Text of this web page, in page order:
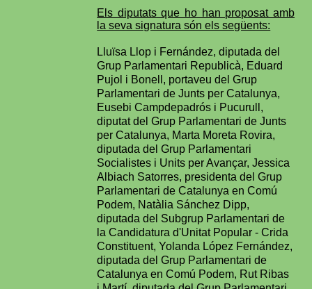
Els diputats que ho han proposat amb
la seva signatura són els següents:
Lluïsa Llop i Fernández, diputada del
Grup Parlamentari Republicà, Eduard
Pujol i Bonell, portaveu del Grup
Parlamentari de Junts per Catalunya,
Eusebi Campdepadrós i Pucurull,
diputat del Grup Parlamentari de Junts
per Catalunya, Marta Moreta Rovira,
diputada del Grup Parlamentari
Socialistes i Units per Avançar, Jessica
Albiach Satorres, presidenta del Grup
Parlamentari de Catalunya en Comú
Podem, Natàlia Sánchez Dipp,
diputada del Subgrup Parlamentari de
la Candidatura d'Unitat Popular - Crida
Constituent, Yolanda López Fernández,
diputada del Grup Parlamentari de
Catalunya en Comú Podem, Rut Ribas